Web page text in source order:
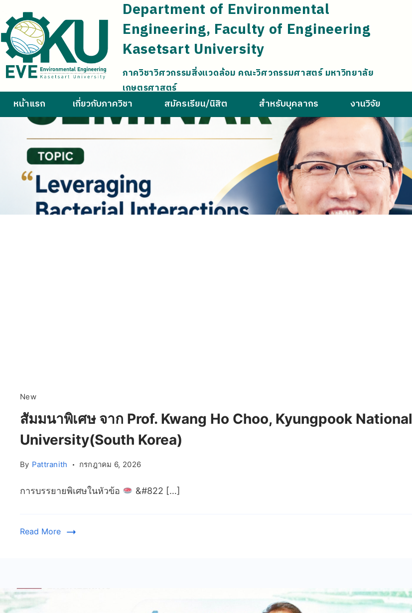
Department of Environmental
Engineering, Faculty of Engineering
Kasetsart University
ภาควิชาวิศวกรรมสิ่งแวดล้อม คณะวิศวกรรมศาสตร์ มหาวิทยาลัย
เกษตรศาสตร์
หน้าแรก เกี่ยวกับภาควิชา สมัครเรียน/นิสิต สำหรับบุคลากร งานวิจัย
New
สัมมนาพิเศษ จาก Prof. Kwang Ho Choo, Kyungpook National
University(South Korea)
By Pattranith กรกฎาคม 6, 2026
การบรรยายพิเศษในหัวข้อ &#822 […]
Read More